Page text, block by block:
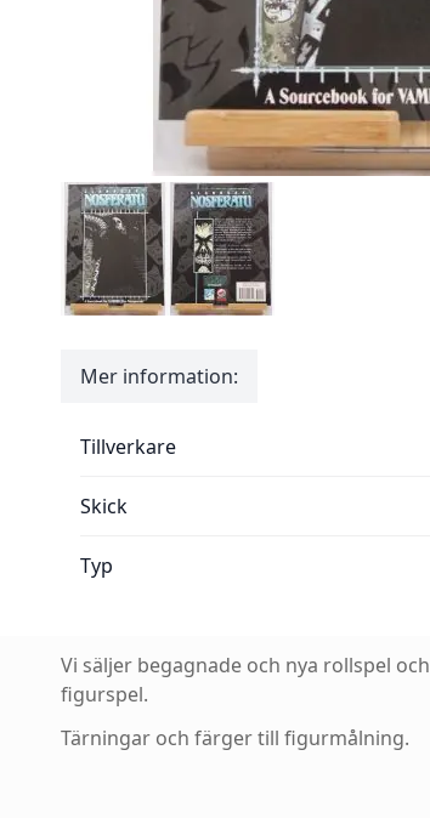
Mer information:
Tillverkare
Skick
Typ
Vi säljer begagnade och nya rollspel och
figurspel.
Tärningar och färger till figurmålning.